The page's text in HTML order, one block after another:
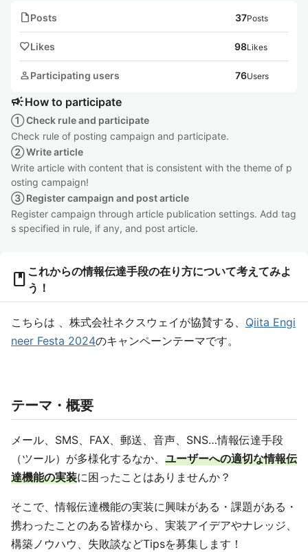
notePosts 37Posts
favoriteLikes 98Likes
personParticipating users 76Users
campaignHow to participate
① Check rule and participate
Check rule of posting campaign and participate.
② Write article
Write article with content that is consistent with the theme of p
osting campaign!
③ Register campaign and post article
Register campaign through article publication settings. Add tag
s specified in rule, if any, and post article.
book これからの情報伝達手段の在り方について考えてみよ
う！
こちらは 、株式会社ネクスウェイが協賛する、 Qiita Engi
neer Festa 2024のキャンペーンテーマです。
テーマ・概要
メール、SMS、FAX、郵送、音声、SNS…情報伝達手段
（ツール）が多様化するなか、 ユーザーへの適切な情報伝
達機能の実装に困ったことはありませんか？
そこで、情報伝達機能の実装に興味がある・課題がある・
携わったことのある皆様から、実装アイデアやナレッジ、
構築ノウハウ、失敗談などTipsを募集します！